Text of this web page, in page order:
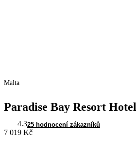
Malta
Paradise Bay Resort Hotel
4.325 hodnocení zákazníků
7 019 Kč